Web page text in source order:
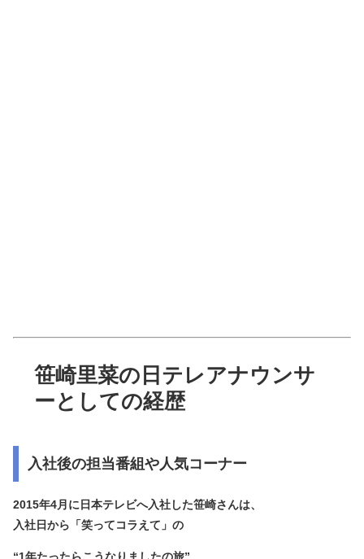
笹崎里菜の日テレアナウンサ
ーとしての経歴
入社後の担当番組や人気コーナー
2015年4月に日本テレビへ入社した笹崎さんは、
入社日から「笑ってコラえて」の